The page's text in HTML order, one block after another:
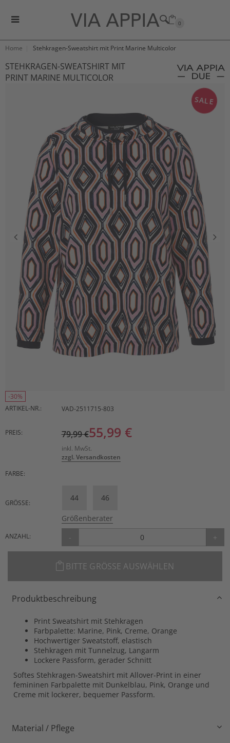
0
Home Stehkragen-Sweatshirt mit Print Marine Multicolor
STEHKRAGEN-SWEATSHIRT MIT
PRINT MARINE MULTICOLOR
SALE
-30%
ARTIKEL-NR.:
VAD-2511715-803
PREIS: 79,99 €55,99 €
inkl. MwSt.
zzgl. Versandkosten
FARBE:
GRÖSSE:
44 46
Größenberater
ANZAHL: - +
BITTE GRÖSSE AUSWÄHLEN
Produktbeschreibung
Print Sweatshirt mit Stehkragen
Farbpalette: Marine, Pink, Creme, Orange
Hochwertiger Sweatstoff, elastisch
Stehkragen mit Tunnelzug, Langarm
Lockere Passform, gerader Schnitt
Softes Stehkragen-Sweatshirt mit Allover-Print in einer
femininen Farbpalette mit Dunkelblau, Pink, Orange und
Creme mit lockerer, bequemer Passform.
Material / Pflege